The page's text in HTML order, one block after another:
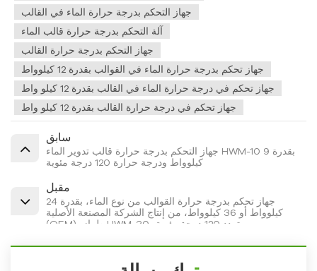
جهاز التحكم بدرجة حرارة الماء في القالب
آلة التحكم بدرجة حرارة قالب الماء
جهاز التحكم بدرجة حرارة القالب
جهاز تحكم بدرجة حرارة الماء في القوالب بقدرة 12 كيلوواط
جهاز تحكم في درجة حرارة الماء في القالب بقدرة 12 كيلو واط
جهاز تحكم في درجة حرارة القالب بقدرة 12 كيلو واط
سابق
جهاز التحكم بدرجة حرارة قالب تدوير الماء HWM-10 بقدرة 9
كيلوواط ودرجة حرارة 120 درجة مئوية
مقبل
جهاز تحكم بدرجة حرارة القوالب من نوع الماء، بقدرة 24
كيلوواط أو 36 كيلوواط، من إنتاج الشركة المصنعة الأصلية